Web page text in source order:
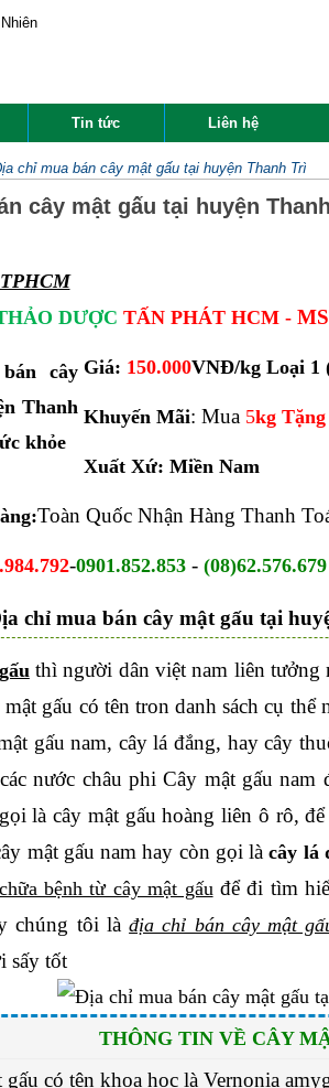
Tin tức Liên hệ
chỉ mua bán cây mật gấu tại huyện Thanh Trì
cây mật gấu tại huyện
DƯỢC TẤN PHÁT HCM -
Giá: 150.000VNĐ/kg Loại 1
Khuyến Mãi: Mua 5kg
Xuất Xứ: Miền Nam
Toàn Quốc Nhận Hàng Thanh
-0901.852.853- (08)62.576.679
chỉ mua bán cây mật gấu tại
thì người dân việt nam liên tưởng
mật gấu có tên tron danh sách cụ
gấu nam, cây lá đắng, hay cây
nước châu phi Cây mật gấu
là cây mật gấu hoàng liên ô rô,
mật gấu nam hay còn gọi làcây lá
bệnh từ cây mật gấu để đi tìm
chúng tôi làđịa chỉ bán cây mật
sấy tốt
THÔNG TIN VỀ CÂY
gấu có tên khoa học là Vernonia